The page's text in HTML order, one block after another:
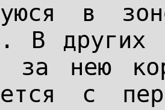
в
В других
за нею
с